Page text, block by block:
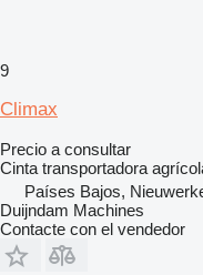
9
Climax
Precio a consultar
Cinta transportadora
Países Bajos,
Duijndam Machines
Contacte con el vendedor